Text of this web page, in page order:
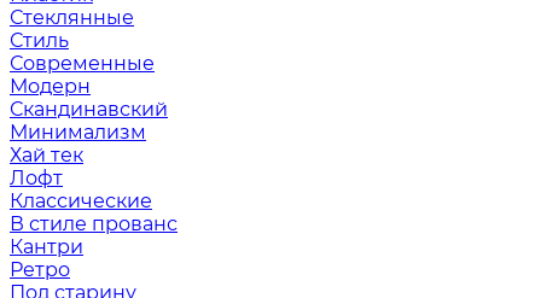
Стеклянные
Стиль
Современные
Модерн
Скандинавский
Минимализм
Хай тек
Лофт
Классические
В стиле прованс
Кантри
Ретро
Под старину